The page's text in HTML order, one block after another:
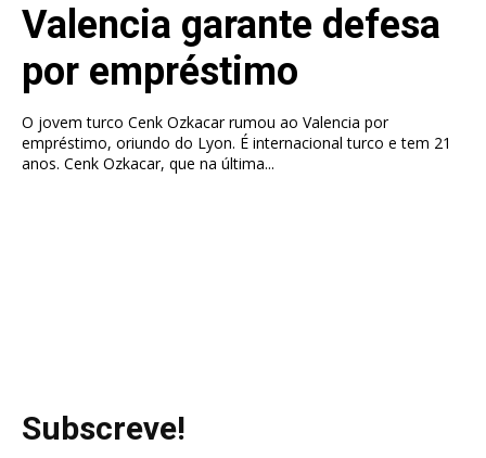
Valencia garante defesa
por empréstimo
O jovem turco Cenk Ozkacar rumou ao Valencia por
empréstimo, oriundo do Lyon. É internacional turco e tem 21
anos. Cenk Ozkacar, que na última...
Subscreve!